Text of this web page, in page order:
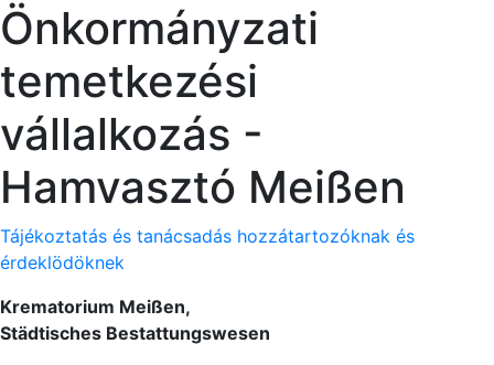
Önkormányzati
temetkezési
vállalkozás -
Hamvasztó Meißen
Tájékoztatás és tanácsadás hozzátartozóknak és
érdeklödöknek
Krematorium Meißen,
Städtisches Bestattungswesen